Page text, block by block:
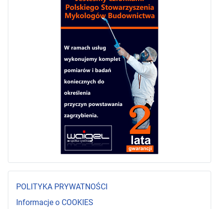
POLITYKA PRYWATNOŚCI
Informacje o COOKIES